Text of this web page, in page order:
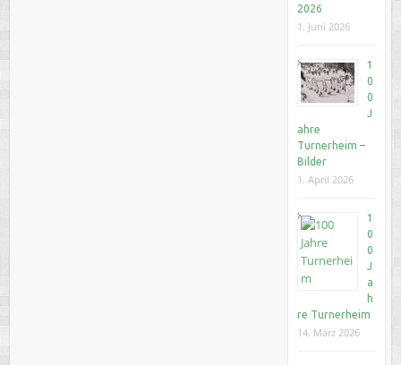
2026
1. Juni 2026
1
0
0
J
ahre
Turnerheim –
Bilder
1. April 2026
1
0
0
J
a
h
re Turnerheim
14. März 2026